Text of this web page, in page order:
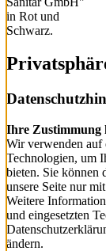
Ihre Zustimmung
Wir verwenden auf
Technologien, um
bieten. Sie können
unsere Seite nur
Weitere
und eingesetzten
ändern.